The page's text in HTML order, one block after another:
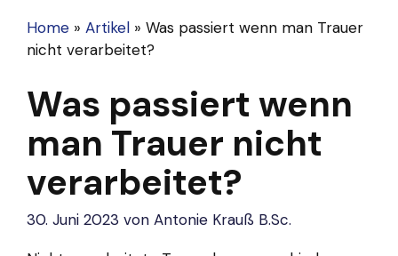
Home » Artikel » Was passiert wenn man Trauer
nicht verarbeitet?
Was passiert wenn
man Trauer nicht
verarbeitet?
30. Juni 2023 von Antonie Krauß B.Sc.